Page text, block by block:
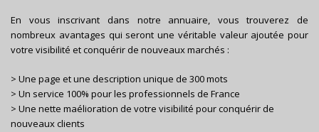
En vous inscrivant dans notre annuaire, vous trouverez de
nombreux avantages qui seront une véritable valeur ajoutée pour
votre visibilité et conquérir de nouveaux marchés :
> Une page et une description unique de 300 mots
> Un service 100% pour les professionnels de France
> Une nette maélioration de votre visibilité pour conquérir de
nouveaux clients